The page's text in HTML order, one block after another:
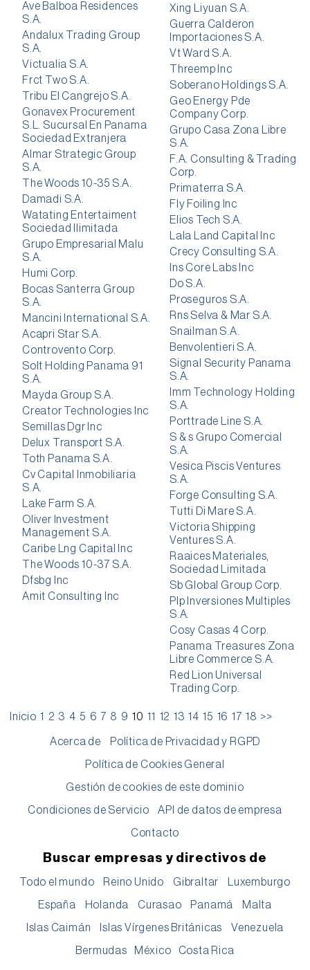
Ave Balboa Residences
S.A.
Andalux Trading Group
S.A.
Victualia S.A.
Frct Two S.A.
Tribu El Cangrejo S.A.
Gonavex Procurement
S.L. Sucursal En Panama
Sociedad Extranjera
Almar Strategic Group
S.A.
The Woods 10-35 S.A.
Damadi S.A.
Watating Entertaiment
Sociedad Ilimitada
Grupo Empresarial Malu
S.A.
Humi Corp.
Bocas Santerra Group
S.A.
Mancini International S.A.
Acapri Star S.A.
Controvento Corp.
Solt Holding Panama 91
S.A.
Mayda Group S.A.
Creator Technologies Inc
Semillas Dgr Inc
Delux Transport S.A.
Toth Panama S.A.
Cv Capital Inmobiliaria
S.A.
Lake Farm S.A.
Oliver Investment
Management S.A.
Caribe Lng Capital Inc
The Woods 10-37 S.A.
Dfsbg Inc
Amit Consulting Inc
Xing Liyuan S.A.
Guerra Calderon
Importaciones S.A.
Vt Ward S.A.
Threemp Inc
Soberano Holdings S.A.
Geo Energy Pde
Company Corp.
Grupo Casa Zona Libre
S.A.
F.A. Consulting & Trading
Corp.
Primaterra S.A.
Fly Foiling Inc
Elios Tech S.A.
Lala Land Capital Inc
Crecy Consulting S.A.
Ins Core Labs Inc
Do S.A.
Proseguros S.A.
Rns Selva & Mar S.A.
Snailman S.A.
Benvolentieri S.A.
Signal Security Panama
S.A.
Imm Technology Holding
S.A.
Porttrade Line S.A.
S & s Grupo Comercial
S.A.
Vesica Piscis Ventures
S.A.
Forge Consulting S.A.
Tutti Di Mare S.A.
Victoria Shipping
Ventures S.A.
Raaices Materiales,
Sociedad Limitada
Sb Global Group Corp.
Plp Inversiones Multiples
S.A.
Cosy Casas 4 Corp.
Panama Treasures Zona
Libre Commerce S.A.
Red Lion Universal
Trading Corp.
Inicio 1 2 3 4 5 6 7 8 9 10 11 12 13 14 15 16 17 18 >>
Acerca de Política de Privacidad y RGPD
Política de Cookies General
Gestión de cookies de este dominio
Condiciones de Servicio API de datos de empresa
Contacto
Buscar empresas y directivos de
Todo el mundo Reino Unido Gibraltar Luxemburgo
España Holanda Curasao Panamá Malta
Islas Caimán Islas Vírgenes Británicas Venezuela
Bermudas México Costa Rica